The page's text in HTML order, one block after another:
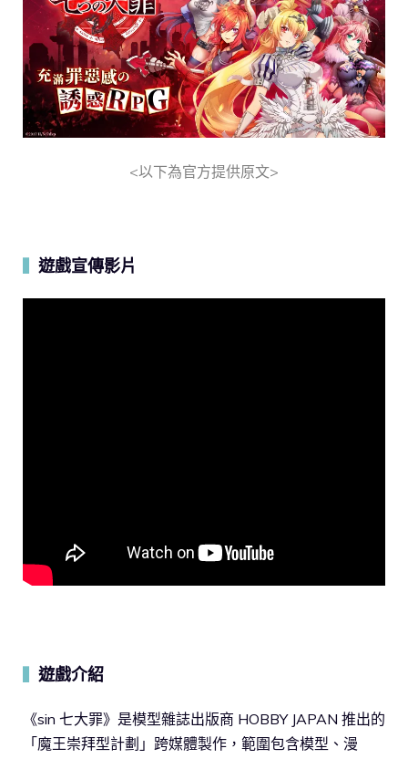
<以下為官方提供原文>
遊戲宣傳影片
遊戲介紹
《sin 七大罪》是模型雜誌出版商 HOBBY JAPAN 推出的
「魔王崇拜型計劃」跨媒體製作，範圍包含模型、漫